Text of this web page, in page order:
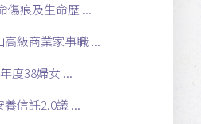
傷痕及生命歷 ...
級商業家事職 ...
度38婦女 ...
信託2.0議 ...